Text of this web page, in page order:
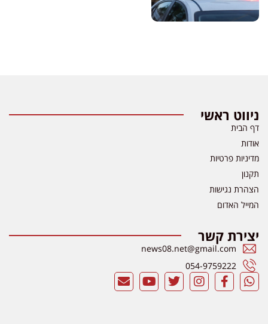
ניווט ראשי
דף הבית
אודות
מדיניות פרטיות
תקנון
הצהרת נגישות
המייל האדום
יצירת קשר
news08.net@gmail.com
054-9759222